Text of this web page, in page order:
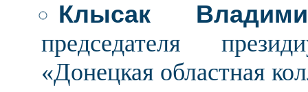
Клысак
председателя
«Донецкая областная